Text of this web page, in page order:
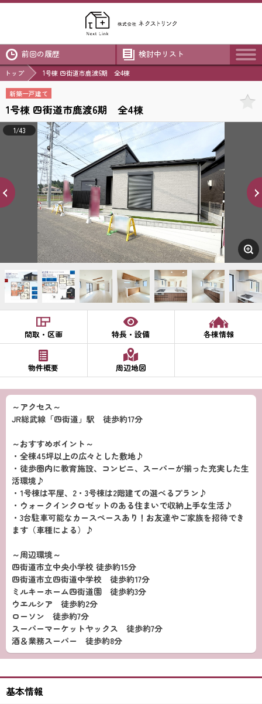
前回の履歴 検討中リスト
トップ 1号棟 四街道市鹿渡6期 全4棟
新築一戸建て
1号棟 四街道市鹿渡6期 全4棟
1/43
間取・区画 特長・設備 各棟情報
物件概要 周辺地図
～アクセス～
JR総武線「四街道」駅 徒歩約17分
～おすすめポイント～
・全棟45坪以上の広々とした敷地♪
・徒歩圏内に教育施設、コンビニ、スーパーが揃った充実した生
活環境♪
・1号棟は平屋、2・3号棟は2階建ての選べるプラン♪
・ウォークインクロゼットのある住まいで収納上手な生活♪
・3台駐車可能なカースペースあり！お友達やご家族を招待でき
ます（車種による）♪
～周辺環境～
四街道市立中央小学校 徒歩約15分
四街道市立四街道中学校 徒歩約17分
ミルキーホーム四街道園 徒歩約3分
ウエルシア 徒歩約2分
ローソン 徒歩約7分
スーパーマーケットヤックス 徒歩約7分
酒＆業務スーパー 徒歩約8分
基本情報